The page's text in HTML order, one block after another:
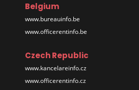
Belgium
www.bureauinfo.be
www.officerentinfo.be
Czech Republic
www.kancelareinfo.cz
www.officerentinfo.cz